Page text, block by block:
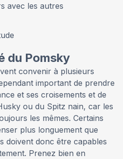
avec les autres
du Pomsky
convenir à plusieurs
important de prendre
et ses croisements et de
ou du Spitz nain, car les
les mêmes. Certains
plus longuement que
doivent donc être capables
Prenez bien en